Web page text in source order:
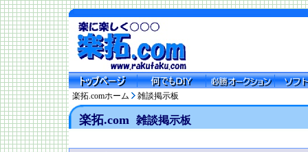
楽拓.comホーム 雑談掲示板
楽拓.com 雑談掲示板